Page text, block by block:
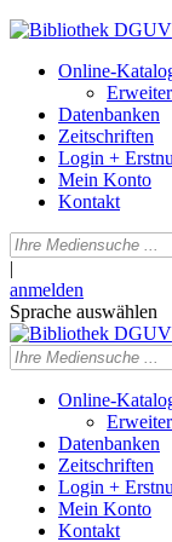
Online-
Datenbanken
Zeitschriften
Login +
Mein Konto
Kontakt
|
anmelden
Sprache auswählen
Online-
Datenbanken
Zeitschriften
Login +
Mein Konto
Kontakt